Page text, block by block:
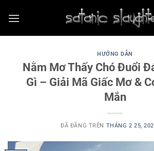
đến
HƯỚNG DẪN
Nằm Mơ Thấy Chó Đuổi
Gì – Giải Mã Giấc Mơ &
Mắn
ĐÃ ĐĂNG TRÊN THÁNG 2 25,